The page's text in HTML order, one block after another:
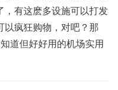
，有这麽多设施可以打发
以疯狂购物，对吧？那
道但好好用的机场实用